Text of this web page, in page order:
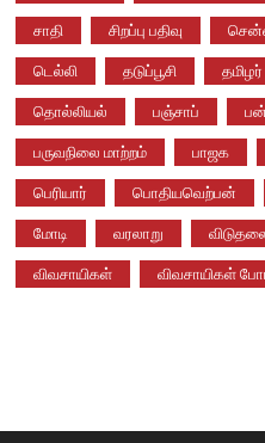
சாதி சிறப்பு பதிவு
டெல்லி தடுப்பூசி
தொல்லியல் பஞ்சாப்
பருவநிலை மாற்றம் பாஜக
பெரியார் பொதியவெற்பன்
மோடி வரலாறு
விவசாயிகள் விவசாயிகள்